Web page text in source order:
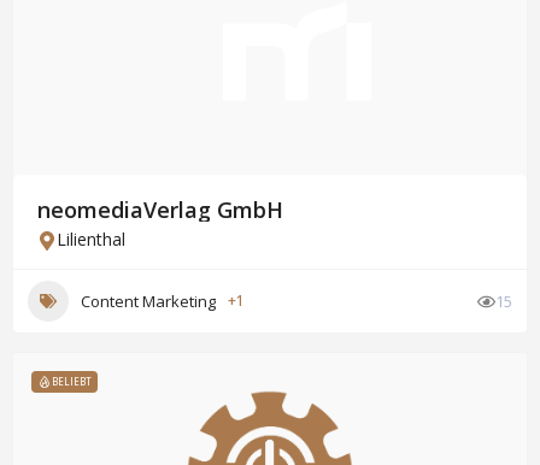
neomediaVerlag GmbH
Lilienthal
Content Marketing +1 15
BELIEBT